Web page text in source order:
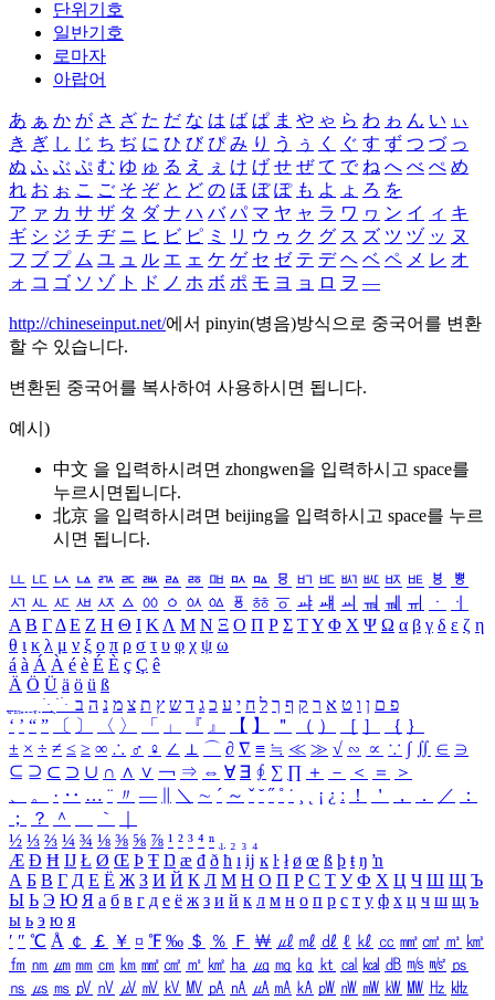
단위기호
일반기호
로마자
아랍어
あ ぁ か が さ ざ た だ な は ば ぱ ま や ゃ ら わ ゎ ん い ぃ
き ぎ し じ ち ぢ に ひ び ぴ み り う ぅ く ぐ す ず つ づ っ
ぬ ふ ぶ ぷ む ゆ ゅ る え ぇ け げ せ ぜ て で ね へ べ ぺ め
れ お ぉ こ ご そ ぞ と ど の ほ ぼ ぽ も よ ょ ろ を
ア ァ カ サ ザ タ ダ ナ ハ バ パ マ ヤ ャ ラ ワ ヮ ン イ ィ キ
ギ シ ジ チ ヂ ニ ヒ ビ ピ ミ リ ウ ゥ ク グ ス ズ ツ ヅ ッ ヌ
フ ブ プ ム ユ ュ ル エ ェ ケ ゲ セ ゼ テ デ ヘ ベ ペ メ レ オ
ォ コ ゴ ソ ゾ ト ド ノ ホ ボ ポ モ ヨ ョ ロ ヲ ―
http://chineseinput.net/에서 pinyin(병음)방식으로 중국어를 변환
할 수 있습니다.
변환된 중국어를 복사하여 사용하시면 됩니다.
예시)
中文 을 입력하시려면 zhongwen을 입력하시고 space를
누르시면됩니다.
北京 을 입력하시려면 beijing을 입력하시고 space를 누르
시면 됩니다.
ㅥ ㅦ ㅧ ㅨ ㅩ ㅪ ㅫ ㅬ ㅭ ㅮ ㅯ ㅰ ㅱ ㅲ ㅳ ㅴ ㅵ ㅶ ㅷ ㅸ
ㅹ
ㅺ ㅻ ㅼ ㅽ ㅾ ㅿ ㆀ ㆁ ㆂ ㆃ ㆄ ㆅ ㆆ ㆇ ㆈ ㆉ ㆊ ㆋ ㆌ ㆍ
ㆎ
Α Β ΓΔ Ε Ζ Η Θ Ι ΚΛ Μ Ν Ξ Ο Π Ρ Σ ΤΥ Φ Χ Ψ Ω α β γ δ ε ζ η
θ ι κ λ μ ν ξ ο π ρ σ τ υ φ χ ψ ω
á à Á À é è É È ç Ç ê
Ä Ö Ü ä ö ü ß
ִֶֹ ֻּ ׁׂ פ ם ן ו ט א ר ק ף ך ל ח י ע כ ג ד ש ץ ת צ מ נ ה ב
‘ ’ “ ” 〔 〕 〈 〉 「 」 『 』 【 】 ＂ （ ） ［ ］ ｛ ｝
± × ÷ ≠ ≤ ≥ ∞ ∴ ♂ ♀ ∠ ⊥ ⌒ ∂ ∇ ≡ ≒ ≪ ≫ √ ∽ ∝ ∵ ∫ ∬ ∈ ∋
⊆ ⊇ ⊂ ⊃ ∪ ∩ ∧ ∨ ￢ ⇒ ⇔ ∀ ∃ ∮ ∑ ∏ ＋ － ＜ ＝
＞
、
。 · ‥ … ¨ 〃 ― ＼ ∼ ´ ～ ˇ ˘ ˝ ˚ ˙ ¸ ¡ ¿ ː ！ ＇ ， ． ／
：
；
？ ＾ ｀
½ ⅓ ⅔ ¼ ¾ ⅛ ⅜ ⅝ ⅞ ¹ ² ³ ⁴ ⁿ ₁ ₂ ₃ ₄
Æ Ð Ħ Ĳ Ł Ø Œ Þ Ŧ Ŋ æ đ ð ħ ı ĳ ĸ ŀ ł ø œ ß þ ŧ ŋ ŉ
А Б В Г Д Е Ё Ж З И Й К Л М Н О П Р С Т У Ф Х Ц Ч Ш Щ Ъ
Ы Ь Э Ю Я а б в г д е ё ж з и й к л м н о п р с т у ф х ц ч ш щ ъ
ы ь э ю я
′ ″ ℃ Å ￠ ￡ ￥ ¤ ℉ ‰ ＄ ％ Ｆ ￦ ㎕ ㎖ ㎗ ℓ ㎘ ㏄ ㎣ ㎤ ㎥ ㎦
㎙ ㎚ ㎛ ㎜ ㎝ ㎞ ㎟ ㎠ ㎡ ㎢ ㏊ ㎍ ㎎ ㎏ ㏏ ㎈ ㎉ ㏈ ㎧ ㎨ ㎰
㎱ ㎲ ㎳ ㎴ ㎵ ㎶ ㎷ ㎸ ㎹ ㎀ ㎁ ㎂ ㎃ ㎄ ㎺ ㎻ ㎽ ㎾ ㎿ ㎐ ㎑